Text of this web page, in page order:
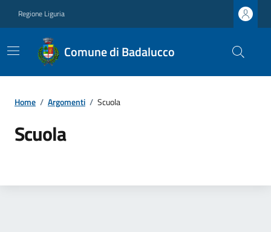
Regione Liguria
Comune di Badalucco
Home / Argomenti / Scuola
Scuola